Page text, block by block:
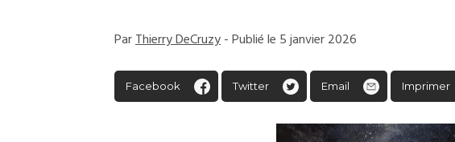
ParThierry DeCruzy- Publié le 5 janvier 2026
Facebook Twitter Email Imprimer